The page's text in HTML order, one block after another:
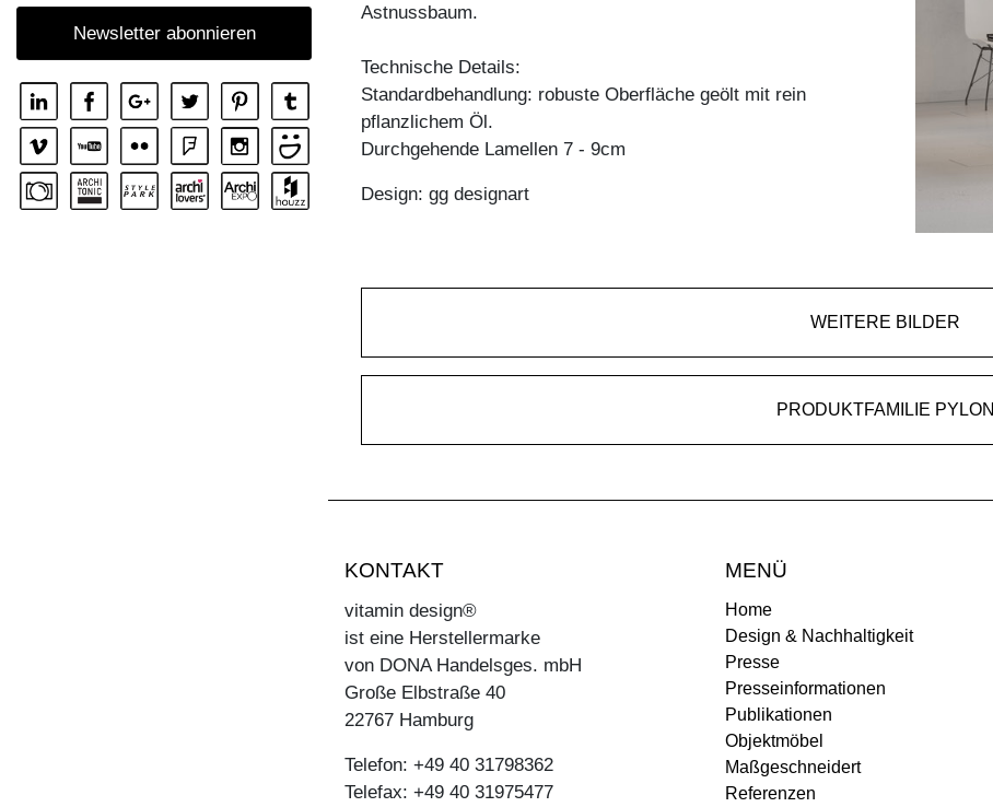
TISCH GRATUS BUTTERFLY
TISCH IUSTUS
TISCH LARGUS
TISCH LARGUS OVAL
Newsletter abonnieren
Astnussbaum.
Technische Details:
Standardbehandlung: robuste Oberfläche geölt mit rein
pflanzlichem Öl.
Durchgehende Lamellen 7 - 9cm
Design: gg designart
WEITERE BILDER
PRODUKTFAMILIE PYLON
KONTAKT
vitamin design®
ist eine Herstellermarke
von DONA Handelsges. mbH
Große Elbstraße 40
22767 Hamburg
Telefon: +49 40 31798362
Telefax: +49 40 31975477
MENÜ
Home
Design & Nachhaltigkeit
Presse
Presseinformationen
Publikationen
Objektmöbel
Maßgeschneidert
Referenzen